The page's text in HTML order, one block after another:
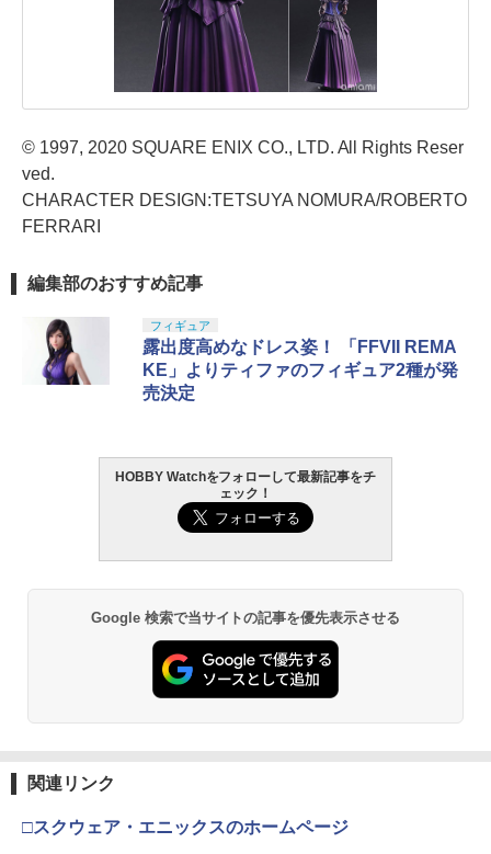
© 1997, 2020 SQUARE ENIX CO., LTD. All Rights Reser
ved.
CHARACTER DESIGN:TETSUYA NOMURA/ROBERTO
FERRARI
編集部のおすすめ記事
フィギュア
露出度高めなドレス姿！ 「FFVII REMA
KE」よりティファのフィギュア2種が発
売決定
HOBBY Watchをフォローして最新記事をチ
ェック！
Google 検索で当サイトの記事を優先表示させる
関連リンク
□スクウェア・エニックスのホームページ